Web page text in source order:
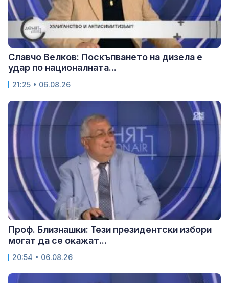
Славчо Велков: Поскъпването на дизела е
удар по националната...
21:25 • 06.08.26
Проф. Близнашки: Тези президентски избори
могат да се окажат...
20:54 • 06.08.26